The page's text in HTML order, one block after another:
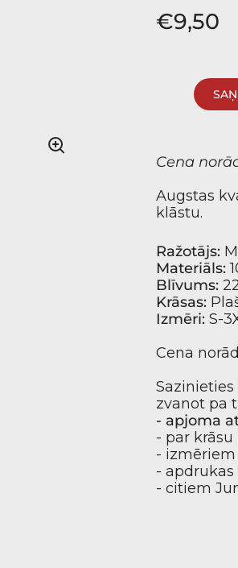
€9,50
Cena
Augstas
klāstu.
Ražotājs:
Materiāls:
Blīvums:
Krāsas:
Izmēri: S-
Cena
zvanot pa
- apjoma
- par
- izmēriem
-
- citiem